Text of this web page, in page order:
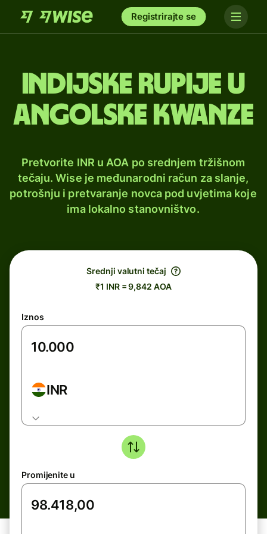
Registrirajte se
Indijske rupije u
angolske kwanze
Pretvorite INR u AOA po srednjem tržišnom
tečaju. Wise je međunarodni račun za slanje,
potrošnju i pretvaranje novca pod uvjetima koje
ima lokalno stanovništvo.
Srednji valutni tečaj
₹1 INR = 9,842 AOA
Iznos
INR
Promijenite u